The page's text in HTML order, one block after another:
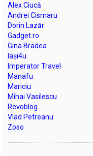
Alex Ciucă
Andrei Cismaru
Dorin Lazăr
Gadget.ro
Gina Bradea
Iași4u
Imperator Travel
Manafu
Mariciu
Mihai Vasilescu
Revoblog
Vlad Petreanu
Zoso